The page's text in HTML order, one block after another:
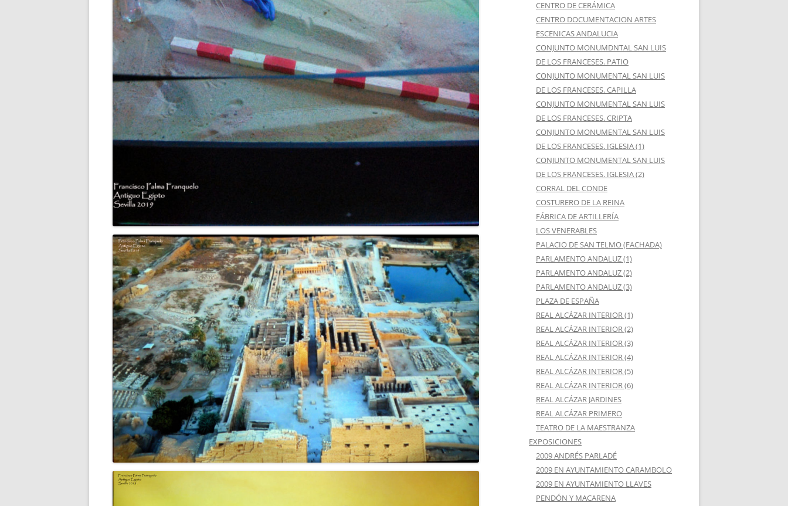
CENTRO DE CERÁMICA
CENTRO DOCUMENTACION ARTES
ESCENICAS ANDALUCIA
CONJUNTO MONUMDNTAL SAN LUIS
DE LOS FRANCESES. PATIO
CONJUNTO MONUMENTAL SAN LUIS
DE LOS FRANCESES. CAPILLA
CONJUNTO MONUMENTAL SAN LUIS
DE LOS FRANCESES. CRIPTA
CONJUNTO MONUMENTAL SAN LUIS
DE LOS FRANCESES. IGLESIA (1)
CONJUNTO MONUMENTAL SAN LUIS
DE LOS FRANCESES. IGLESIA (2)
CORRAL DEL CONDE
COSTURERO DE LA REINA
FÁBRICA DE ARTILLERÍA
LOS VENERABLES
PALACIO DE SAN TELMO (FACHADA)
PARLAMENTO ANDALUZ (1)
PARLAMENTO ANDALUZ (2)
PARLAMENTO ANDALUZ (3)
PLAZA DE ESPAÑA
REAL ALCÁZAR INTERIOR (1)
REAL ALCÁZAR INTERIOR (2)
REAL ALCÁZAR INTERIOR (3)
REAL ALCÁZAR INTERIOR (4)
REAL ALCÁZAR INTERIOR (5)
REAL ALCÁZAR INTERIOR (6)
REAL ALCÁZAR JARDINES
REAL ALCÁZAR PRIMERO
TEATRO DE LA MAESTRANZA
EXPOSICIONES
2009 ANDRÉS PARLADÉ
2009 EN AYUNTAMIENTO CARAMBOLO
2009 EN AYUNTAMIENTO LLAVES
PENDÓN Y MACARENA